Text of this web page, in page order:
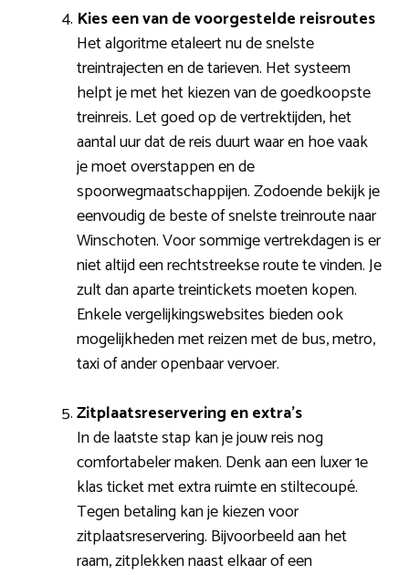
Kies een van de voorgestelde reisroutes
Het algoritme etaleert nu de snelste
treintrajecten en de tarieven. Het systeem
helpt je met het kiezen van de goedkoopste
treinreis. Let goed op de vertrektijden, het
aantal uur dat de reis duurt waar en hoe vaak
je moet overstappen en de
spoorwegmaatschappijen. Zodoende bekijk je
eenvoudig de beste of snelste treinroute naar
Winschoten. Voor sommige vertrekdagen is er
niet altijd een rechtstreekse route te vinden. Je
zult dan aparte treintickets moeten kopen.
Enkele vergelijkingswebsites bieden ook
mogelijkheden met reizen met de bus, metro,
taxi of ander openbaar vervoer.
Zitplaatsreservering en extra’s
In de laatste stap kan je jouw reis nog
comfortabeler maken. Denk aan een luxer 1e
klas ticket met extra ruimte en stiltecoupé.
Tegen betaling kan je kiezen voor
zitplaatsreservering. Bijvoorbeeld aan het
raam, zitplekken naast elkaar of een